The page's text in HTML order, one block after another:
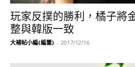
玩家反撲的勝利，橘子將
整與韓版一致
大補帖小編(編董) - 2017/12/16